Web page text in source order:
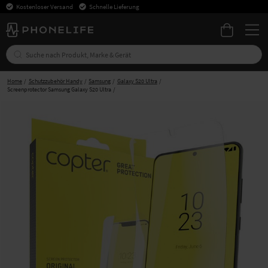
Kostenloser Versand Schnelle Lieferung
Home Schutzzubehör Handy Samsung
Galaxy S20 Ultra
Screenprotector Samsung Galaxy S20 Ultra